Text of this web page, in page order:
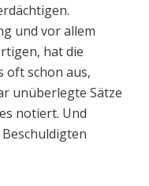
und vor allem
hat die
oft schon aus,
unüberlegte Sätze
notiert. Und